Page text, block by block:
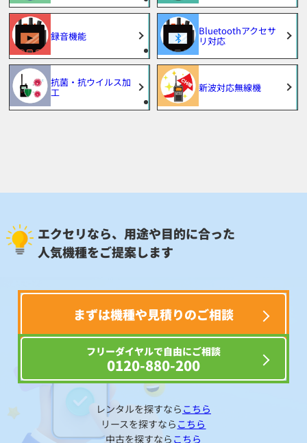
録音機能 Bluetoothアクセサ
リ対応
抗菌・抗ウイルス加
工 新波対応無線機
エクセリなら、用途や目的に合った
人気機種をご提案します
まずは機種や見積りのご相談
フリーダイヤルで自由にご相談
0120-880-200
レンタルを探すなら こちら
リースを探すなら こちら
中古を探すなら こちら